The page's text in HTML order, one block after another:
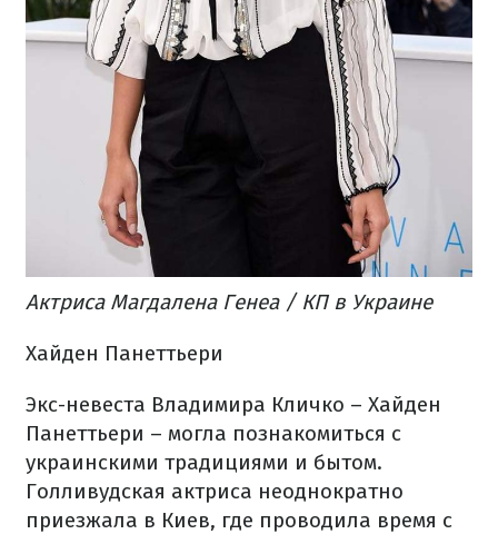
Актриса Магдалена Генеа / КП в Украине
Хайден Панеттьери
Экс-невеста Владимира Кличко – Хайден
Панеттьери – могла познакомиться с
украинскими традициями и бытом.
Голливудская актриса неоднократно
приезжала в Киев, где проводила время с